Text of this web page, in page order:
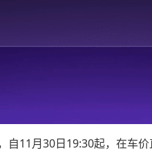
11月30日19:30起，在车